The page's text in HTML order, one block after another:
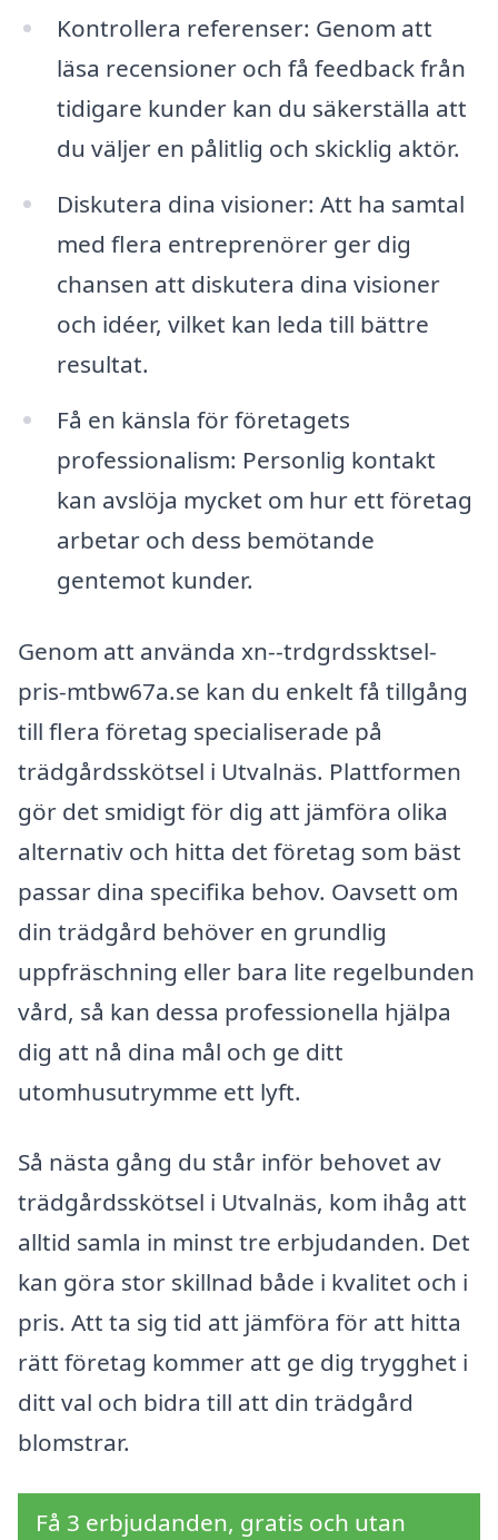
Kontrollera referenser: Genom att
läsa recensioner och få feedback från
tidigare kunder kan du säkerställa att
du väljer en pålitlig och skicklig aktör.
Diskutera dina visioner: Att ha samtal
med flera entreprenörer ger dig
chansen att diskutera dina visioner
och idéer, vilket kan leda till bättre
resultat.
Få en känsla för företagets
professionalism: Personlig kontakt
kan avslöja mycket om hur ett företag
arbetar och dess bemötande
gentemot kunder.
Genom att använda xn--trdgrdssktsel-
pris-mtbw67a.se kan du enkelt få tillgång
till flera företag specialiserade på
trädgårdsskötsel i Utvalnäs. Plattformen
gör det smidigt för dig att jämföra olika
alternativ och hitta det företag som bäst
passar dina specifika behov. Oavsett om
din trädgård behöver en grundlig
uppfräschning eller bara lite regelbunden
vård, så kan dessa professionella hjälpa
dig att nå dina mål och ge ditt
utomhusutrymme ett lyft.
Så nästa gång du står inför behovet av
trädgårdsskötsel i Utvalnäs, kom ihåg att
alltid samla in minst tre erbjudanden. Det
kan göra stor skillnad både i kvalitet och i
pris. Att ta sig tid att jämföra för att hitta
rätt företag kommer att ge dig trygghet i
ditt val och bidra till att din trädgård
blomstrar.
Få 3 erbjudanden, gratis och utan